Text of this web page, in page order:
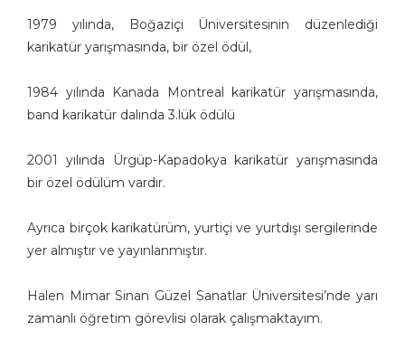
Bedri Koraman
Behiç Yalçın Ayrancıoğlu
Beytullah Heper
Birol Çün
Burak Ergin
Burhanettin Ardagil
Bülent Arabacıoğlu
1979 yılında, Boğaziçi Üniversitesinin düzenlediği
karikatür yarışmasında, bir özel ödül,
1984 yılında Kanada Montreal karikatür yarışmasında,
band karikatür dalında 3.lük ödülü
2001 yılında Ürgüp-Kapadokya karikatür yarışmasında
bir özel ödülüm vardır.
Ayrıca birçok karikatürüm, yurtiçi ve yurtdışı sergilerinde
yer almıştır ve yayınlanmıştır.
Halen Mimar Sinan Güzel Sanatlar Üniversitesi’nde yarı
zamanlı öğretim görevlisi olarak çalışmaktayım.